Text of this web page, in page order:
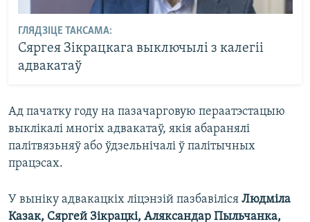
ГЛЯДЗІЦЕ ТАКСАМА:
Сяргея Зікрацкага выключылі з калегіі
адвакатаў
Ад пачатку году на пазачарговую пераатэстацыю
выклікалі многіх адвакатаў, якія абаранялі
палітвязьняў або ўдзельнічалі ў палітычных
працэсах.
У выніку адвакацкіх ліцэнзій пазбавіліся Людміла
Казак, Сяргей Зікрацкі, Аляксандар Пыльчанка,